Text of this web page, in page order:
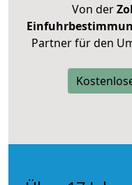
Von der
Partner für den